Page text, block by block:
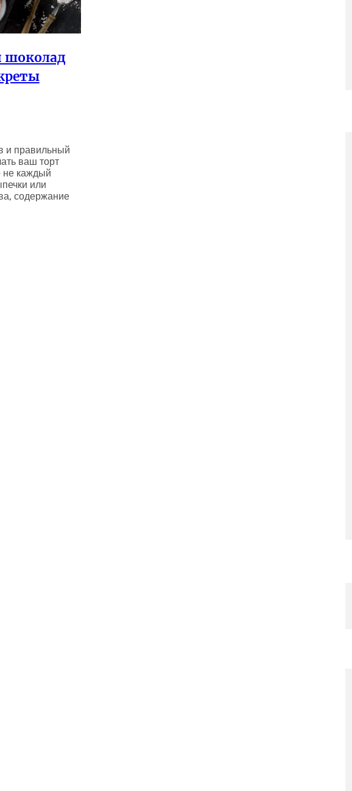
шоколад
и правильный
ваш торт
каждый
или
содержание